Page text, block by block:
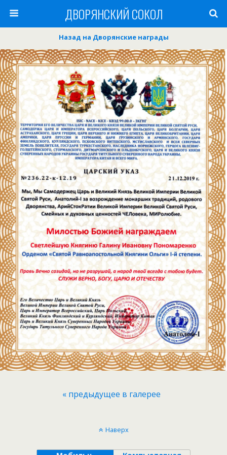
ДВОРЯНСКИЙ СОКОЛ
Назад на Дворянские награды
« предыдущее в галерее
Наверх